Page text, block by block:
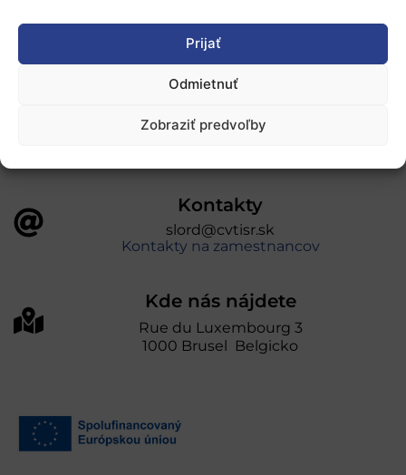
Prijať
Odmietnuť
Zobraziť predvoľby
„Projekt SK4ERA II je spolufinancovaný Európskou
prevádzkuje Centrum vedecko-technických
informácií SR“
Kontakty
slord@cvtisr.sk
Kontakty na zamestnancov
Kde nás nájdete
Rue du Luxembourg 3
1000 Brusel Belgicko